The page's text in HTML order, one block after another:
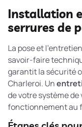
Installation
serrures de
La pose et
savoir-faire
garantit la sécurité
Charleroi. Un
de votre système
fonctionnement au